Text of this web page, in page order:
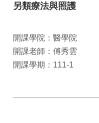
另類療法與照護
開課學院：醫學院
開課老師：傅秀雲
開課學期：111-1